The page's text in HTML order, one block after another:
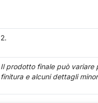
2.
Il prodotto finale può variare
finitura e alcuni dettagli